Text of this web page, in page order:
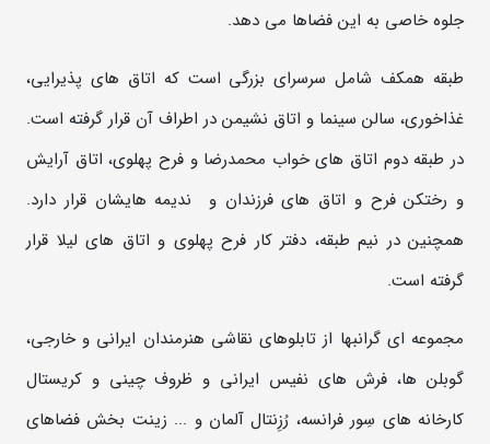
جلوه خاصی به این فضاها می دهد.
طبقه همکف شامل سرسرای بزرگي است که اتاق های پذيرايی،
غذاخوری، سالن سينما و اتاق نشیمن در اطراف آن قرار گرفته است.
در طبقه دوم اتاق های خواب محمدرضا و فرح پهلوی، اتاق آرایش
و رختکن فرح و اتاق های فرزندان و ندیمه هایشان قرار دارد.
همچنین در نیم طبقه، دفتر کار فرح پهلوی و اتاق های لیلا قرار
گرفته است.
مجموعه ای گرانبها از تابلوهای نقاشی هنرمندان ایرانی و خارجی،
گوبلن ها، فرش های نفیس ایرانی و ظروف چینی و کریستال
کارخانه های سِور فرانسه، رُزِنتال آلمان و ... زینت بخش فضاهای